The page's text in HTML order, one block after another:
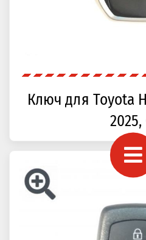
Ключ для Toyota
2025,